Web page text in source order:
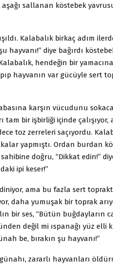
sallanan köstebek
Kalabalık birkaç adım
hayvanı!” diye bağırdı
hendeğin bir
hayvanın var gücüyle sert
karşın vücudunu
tam bir işbirliği içinde
toz zerreleri saçıyordu.
yapmıştı. Ordan burdan
doğru, “Dikkat edin!”
ipi keser!”
ama bu fazla sert
daha yumuşak bir toprak
bir ses, “Bütün buğdayların
değil mi ıspanağı yüz elli
be, bırakın şu hayvanı!”
zararlı hayvanları